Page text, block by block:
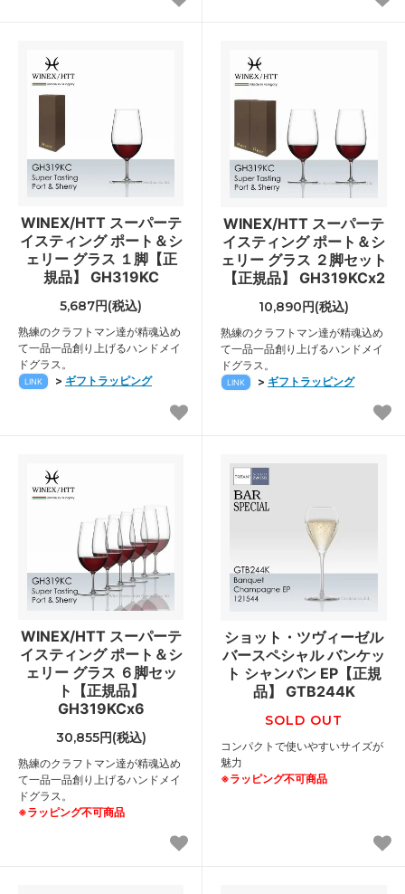
WINEX/HTT スーパーテ
イスティング ポート＆シ
ェリー グラス １脚【正
規品】 GH319KC
5,687円(税込)
熟練のクラフトマン達が精魂込め
て一品一品創り上げるハンドメイ
ドグラス。
LINK > ギフトラッピング
WINEX/HTT スーパーテ
イスティング ポート＆シ
ェリー グラス ２脚セット
【正規品】 GH319KCx2
10,890円(税込)
熟練のクラフトマン達が精魂込め
て一品一品創り上げるハンドメイ
ドグラス。
LINK > ギフトラッピング
WINEX/HTT スーパーテ
イスティング ポート＆シ
ェリー グラス ６脚セッ
ト【正規品】
GH319KCx6
30,855円(税込)
熟練のクラフトマン達が精魂込め
て一品一品創り上げるハンドメイ
ドグラス。
※ラッピング不可商品
ショット・ツヴィーゼル
バースペシャル バンケッ
ト シャンパン EP【正規
品】 GTB244K
SOLD OUT
コンパクトで使いやすいサイズが
魅力
※ラッピング不可商品